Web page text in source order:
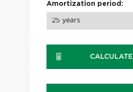
Amortization period:
CALCULATE